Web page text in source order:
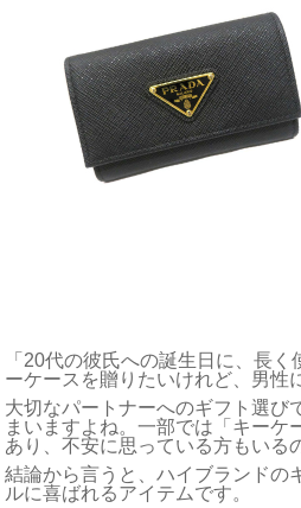
「20代の彼氏への誕生日に、長
ーケースを贈りたいけれど、男性
大切なパートナーへのギフト選び
まいますよね。一部では「キーケ
あり、不安に思っている方もいる
結論から言うと、ハイブランドの
ルに喜ばれるアイテムです。